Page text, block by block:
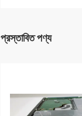
প্রস্তাবিত পণ্য